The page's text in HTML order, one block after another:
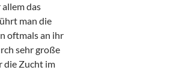
das
man die
oftmals an ihr
sehr große
die Zucht im